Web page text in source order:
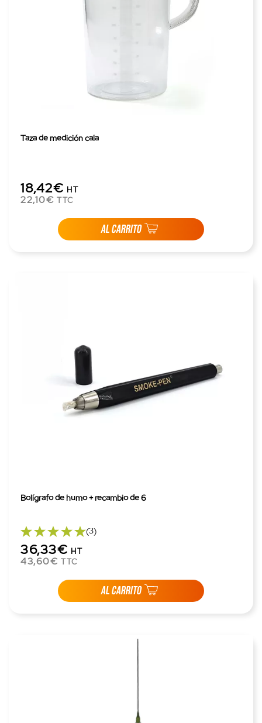
Taza de medición cala
18,42€ HT
22,10€ TTC
AL CARRITO
Bolígrafo de humo + recambio de 6
(3)
36,33€ HT
43,60€ TTC
AL CARRITO